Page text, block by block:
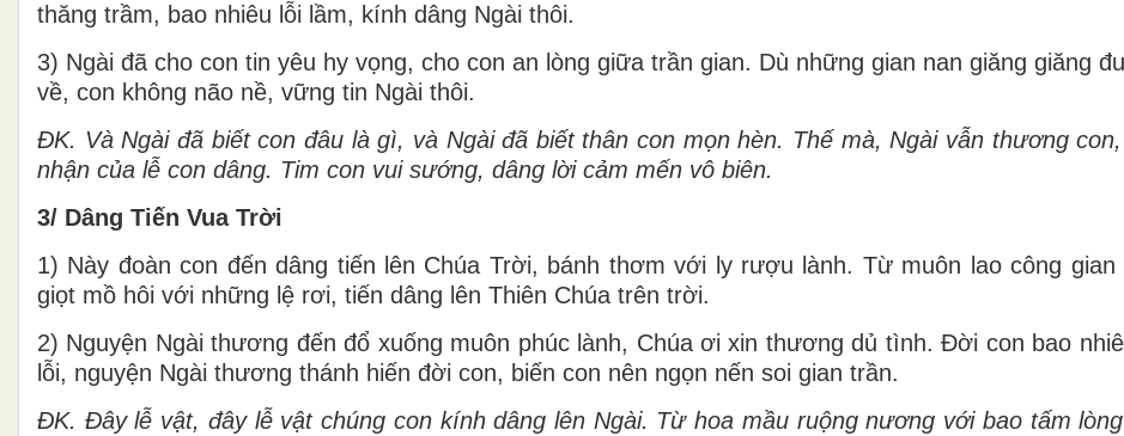
thăng trầm, bao nhiêu lỗi lầm, kính dâng Ngài thôi.
3) Ngài đã cho con tin yêu hy vọng, cho con an lòng giữa trần gian. Dù những gian nan giăng giăng
về, con không não nề, vững tin Ngài thôi.
ĐK. Và Ngài đã biết con đâu là gì, và Ngài đã biết thân con mọn hèn. Thế mà, Ngài vẫn thương
nhận của lễ con dâng. Tim con vui sướng, dâng lời cảm mến vô biên.
3/ Dâng Tiến Vua Trời
1) Này đoàn con đến dâng tiến lên Chúa Trời, bánh thơm với ly rượu lành. Từ muôn lao công gian
giọt mồ hôi với những lệ rơi, tiến dâng lên Thiên Chúa trên trời.
2) Nguyện Ngài thương đến đổ xuống muôn phúc lành, Chúa ơi xin thương dủ tình. Đời con bao
lỗi, nguyện Ngài thương thánh hiến đời con, biến con nên ngọn nến soi gian trần.
ĐK. Đây lễ vật, đây lễ vật chúng con kính dâng lên Ngài. Từ hoa mầu ruộng nương với bao tấm